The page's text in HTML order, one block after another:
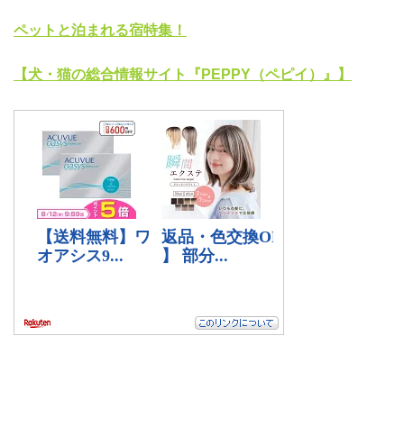
ペットと泊まれる宿特集！
【犬・猫の総合情報サイト『PEPPY（ペピイ）』】